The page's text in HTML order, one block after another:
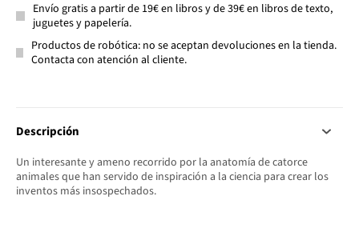
Envío gratis a partir de 19€ en libros y de 39€ en libros de texto,
juguetes y papelería.
Productos de robótica: no se aceptan devoluciones en la tienda.
Contacta con atención al cliente.
Descripción
Un interesante y ameno recorrido por la anatomía de catorce
animales que han servido de inspiración a la ciencia para crear los
inventos más insospechados.